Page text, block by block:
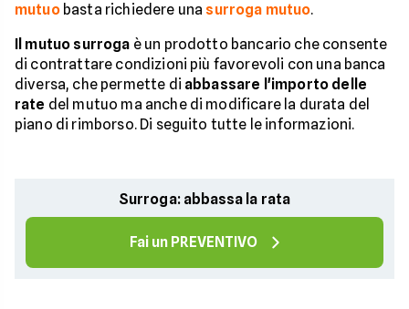
mutuobasta richiedere una surroga mutuo.
Il mutuo surroga è un prodotto bancario che consente
di contrattare condizioni più favorevoli con una banca
diversa, che permette di abbassare l'importo delle
rate del mutuo ma anche di modificare la durata del
piano di rimborso. Di seguito tutte le informazioni.
Surroga: abbassa la rata
Fai un PREVENTIVO